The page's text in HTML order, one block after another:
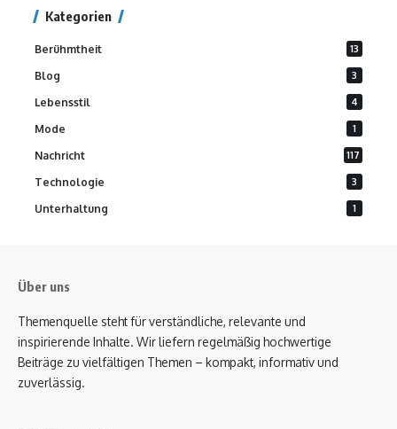
Kategorien
Berühmtheit 13
Blog 3
Lebensstil 4
Mode 1
Nachricht 117
Technologie 3
Unterhaltung 1
Über uns
Themenquelle steht für verständliche, relevante und
inspirierende Inhalte. Wir liefern regelmäßig hochwertige
Beiträge zu vielfältigen Themen – kompakt, informativ und
zuverlässig.